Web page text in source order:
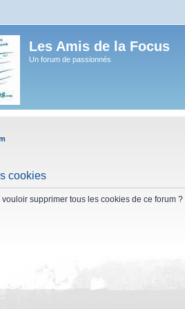
Les Amis de la Focus
Un forum de passionnés
cookies
vouloir supprimer tous les cookies de ce forum ?